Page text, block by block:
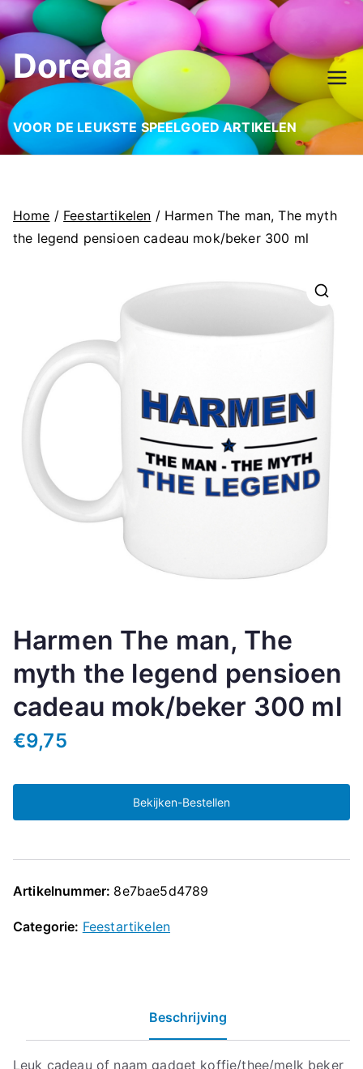
Ga
naar
de
inhoud
Doreda
VOOR DE LEUKSTE SPEELGOED ARTIKELEN
Home / Feestartikelen / Harmen The man, The myth
the legend pensioen cadeau mok/beker 300 ml
Harmen The man, The
myth the legend pensioen
cadeau mok/beker 300 ml
€9,75
Bekijken-Bestellen
Artikelnummer: 8e7bae5d4789
Categorie: Feestartikelen
Beschrijving
Leuk cadeau of naam gadget koffie/thee/melk beker